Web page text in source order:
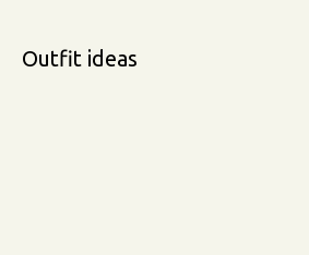
Outfit ideas